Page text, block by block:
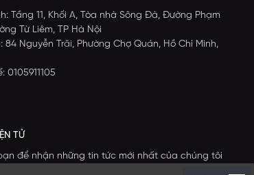
Tầng 11, Khối A, Tòa nhà Sông Đà, Đường Phạm
Từ Liêm, TP Hà Nội
84 Nguyễn Trãi, Phường Chợ Quán, Hồ Chí Minh,
0105911105
TỬ
để nhận những tin tức mới nhất của chúng tôi